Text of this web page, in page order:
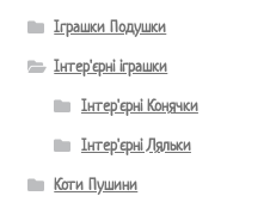
Іграшки Подушки
Інтер'єрні іграшки
Інтер'єрні Конячки
Інтер'єрні Ляльки
Коти Пушини